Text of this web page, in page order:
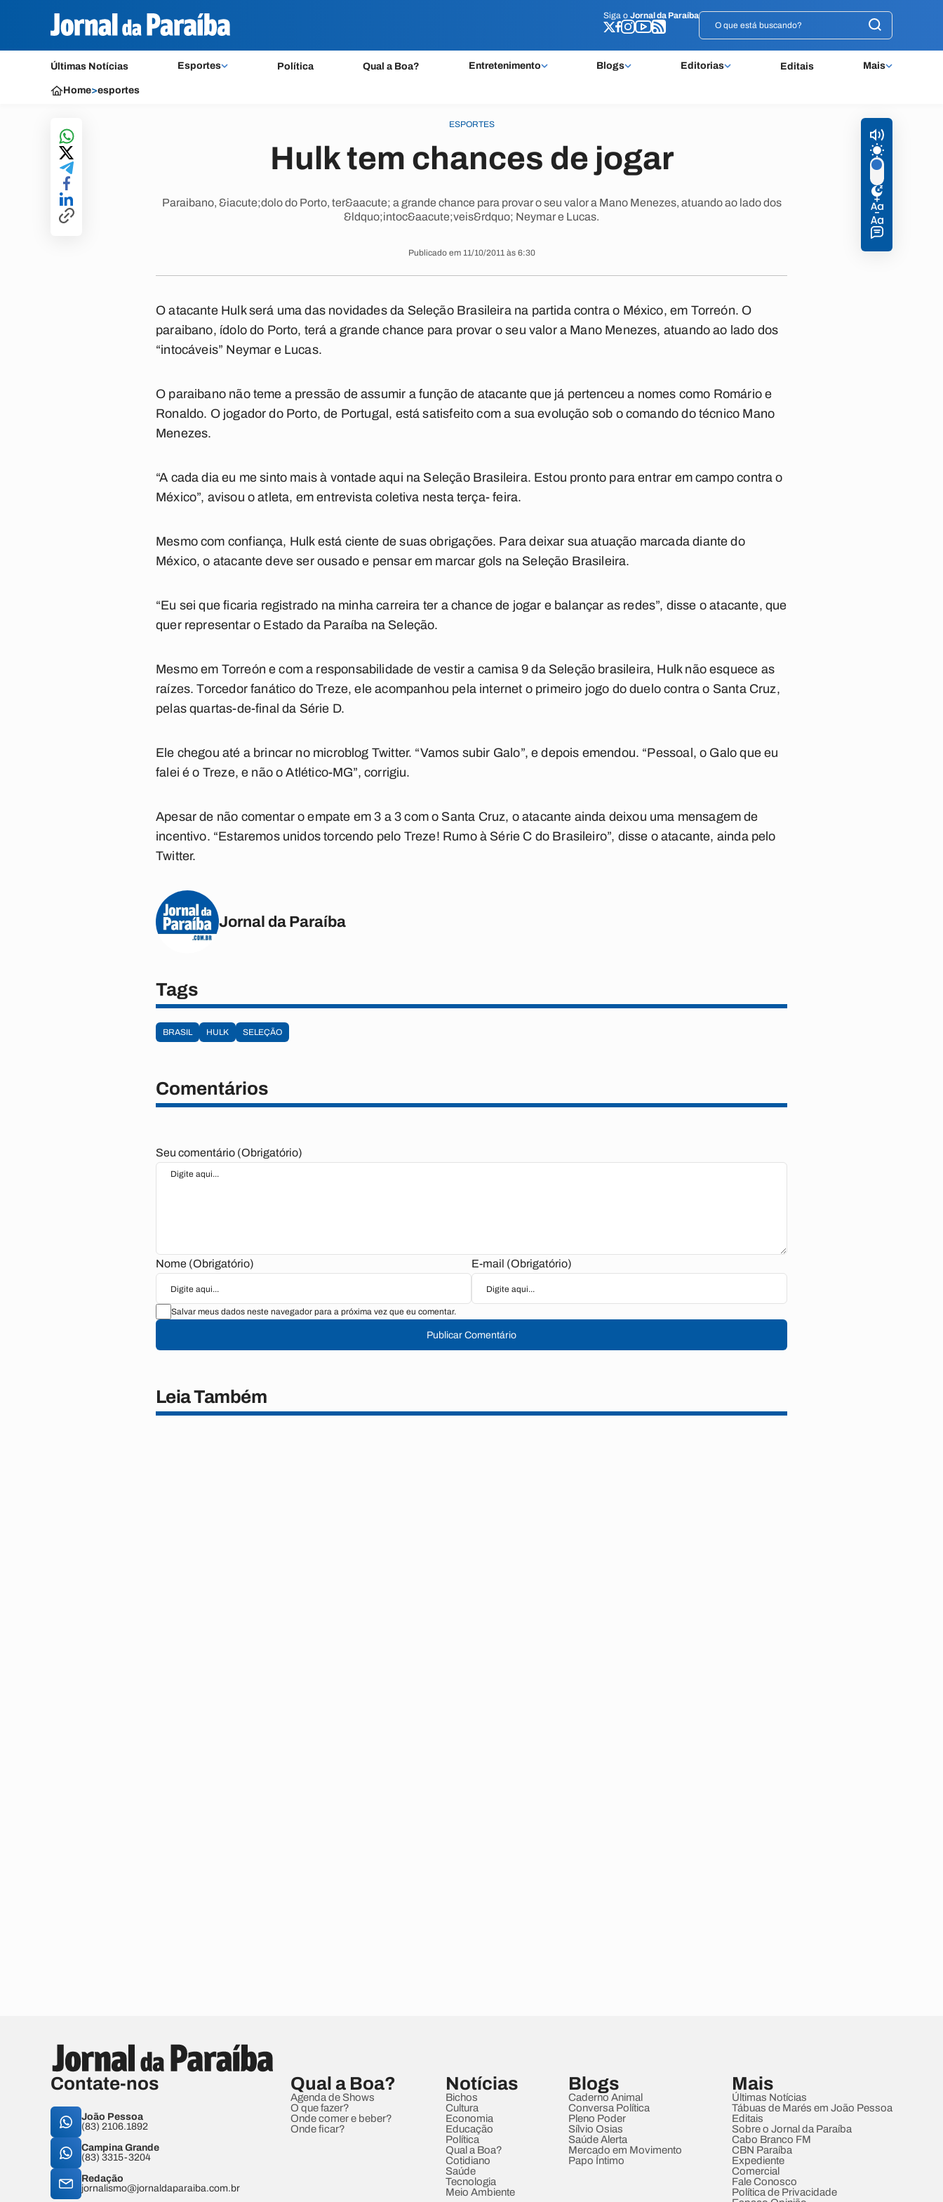
Siga o Jornal da Paraíba
Últimas Notícias Esportes Política Qual a Boa? Entretenimento Blogs Editorias Editais Mais
Siga o Jornal da Paraíba
Home>esportes
ESPORTES
Hulk tem chances de jogar
Paraibano, &iacute;dolo do Porto, ter&aacute; a grande chance para provar o seu valor a Mano Menezes, atuando ao lado dos
&ldquo;intoc&aacute;veis&rdquo; Neymar e Lucas.
Publicado em 11/10/2011 às 6:30
O atacante Hulk será uma das novidades da Seleção Brasileira na partida contra o México, em Torreón. O
paraibano, ídolo do Porto, terá a grande chance para provar o seu valor a Mano Menezes, atuando ao lado dos
“intocáveis” Neymar e Lucas.
O paraibano não teme a pressão de assumir a função de atacante que já pertenceu a nomes como Romário e
Ronaldo. O jogador do Porto, de Portugal, está satisfeito com a sua evolução sob o comando do técnico Mano
Menezes.
“A cada dia eu me sinto mais à vontade aqui na Seleção Brasileira. Estou pronto para entrar em campo contra o
México”, avisou o atleta, em entrevista coletiva nesta terça- feira.
Mesmo com confiança, Hulk está ciente de suas obrigações. Para deixar sua atuação marcada diante do
México, o atacante deve ser ousado e pensar em marcar gols na Seleção Brasileira.
“Eu sei que ficaria registrado na minha carreira ter a chance de jogar e balançar as redes”, disse o atacante, que
quer representar o Estado da Paraíba na Seleção.
Mesmo em Torreón e com a responsabilidade de vestir a camisa 9 da Seleção brasileira, Hulk não esquece as
raízes. Torcedor fanático do Treze, ele acompanhou pela internet o primeiro jogo do duelo contra o Santa Cruz,
pelas quartas-de-final da Série D.
Ele chegou até a brincar no microblog Twitter. “Vamos subir Galo”, e depois emendou. “Pessoal, o Galo que eu
falei é o Treze, e não o Atlético-MG”, corrigiu.
Apesar de não comentar o empate em 3 a 3 com o Santa Cruz, o atacante ainda deixou uma mensagem de
incentivo. “Estaremos unidos torcendo pelo Treze! Rumo à Série C do Brasileiro”, disse o atacante, ainda pelo
Twitter.
Jornal da Paraíba
Tags
BRASIL HULK SELEÇÃO
Comentários
Seu comentário (Obrigatório)
Nome (Obrigatório) E-mail (Obrigatório)
Salvar meus dados neste navegador para a próxima vez que eu comentar.
Publicar Comentário
Leia Também
Contate-nos
João Pessoa
(83) 2106.1892
Campina Grande
(83) 3315-3204
Redação
jornalismo@jornaldaparaiba.com.br
Qual a Boa?
Agenda de Shows
O que fazer?
Onde comer e beber?
Onde ficar?
Notícias
Bichos
Cultura
Economia
Educação
Política
Qual a Boa?
Cotidiano
Saúde
Tecnologia
Meio Ambiente
Blogs
Caderno Animal
Conversa Política
Pleno Poder
Sílvio Osias
Saúde Alerta
Mercado em Movimento
Papo Íntimo
Mais
Últimas Notícias
Tábuas de Marés em João Pessoa
Editais
Sobre o Jornal da Paraíba
Cabo Branco FM
CBN Paraíba
Expediente
Comercial
Fale Conosco
Política de Privacidade